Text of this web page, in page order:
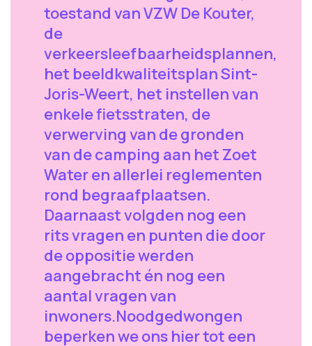
toestand van VZW De Kouter,
de
verkeersleefbaarheidsplannen,
het beeldkwaliteitsplan Sint-
Joris-Weert, het instellen van
enkele fietsstraten, de
verwerving van de gronden
van de camping aan het Zoet
Water en allerlei reglementen
rond begraafplaatsen.
Daarnaast volgden nog een
rits vragen en punten die door
de oppositie werden
aangebracht én nog een
aantal vragen van
inwoners.Noodgedwongen
beperken we ons hier tot een